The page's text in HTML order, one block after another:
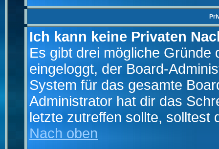
Ich kann keine Privaten
Es gibt drei mögliche Gründe
eingeloggt, der Board-
System für das gesamte
Administrator hat dir das
letzte zutreffen sollte, solltest
Nach oben